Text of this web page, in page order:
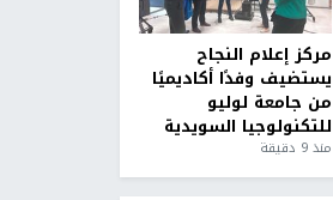
مركز إعلام النجاح
يستضيف وفدًا أكاديميًا
من جامعة لوليو
للتكنولوجيا السويدية
منذ 9 دقيقة